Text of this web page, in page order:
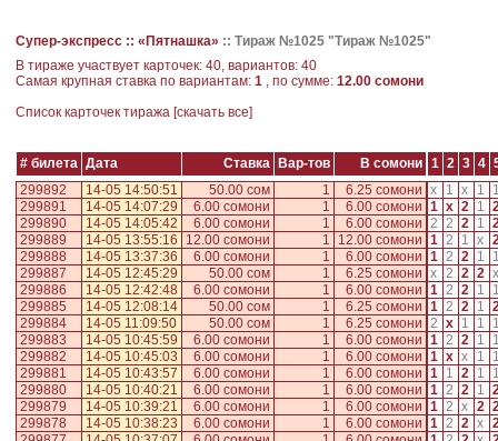
Супер-экспресс :: «Пятнашка» :: Тираж №1025 "Тираж №1025"
В тираже участвует карточек: 40, вариантов: 40
Самая крупная ставка по вариантам: 1 , по сумме: 12.00 сомони
Cписок карточек тиража [скачать все]
# билета Дата Ставка Вар-тов В сомони 1 2 3 4
299892
14-05 14:50:51 50.00 сом 1 6.25 сомони x 1 x 1
299891
14-05 14:07:29 6.00 сомони 1 6.00 сомони 1 x 2 1
299890
14-05 14:05:42 6.00 сомони 1 6.00 сомони 2 2 2 1
299889
14-05 13:55:16 12.00 сомони 1 12.00 сомони 1 2 1 x
299888
14-05 13:37:36 6.00 сомони 1 6.00 сомони 1 2 2 1
299887
14-05 12:45:29 50.00 сом 1 6.25 сомони x 2 2 2 x
299886
14-05 12:42:48 6.00 сомони 1 6.00 сомони 1 2 2 1
299885
14-05 12:08:14 50.00 сом 1 6.25 сомони 1 2 2 1
299884
14-05 11:09:50 50.00 сом 1 6.25 сомони 2 x 1 1
299883
14-05 10:45:59 6.00 сомони 1 6.00 сомони 1 2 2 1
299882
14-05 10:45:03 6.00 сомони 1 6.00 сомони 1 x x 1
299881
14-05 10:43:57 6.00 сомони 1 6.00 сомони 1 1 2 1
299880
14-05 10:40:21 6.00 сомони 1 6.00 сомони 1 2 2 1
299879
14-05 10:39:21 6.00 сомони 1 6.00 сомони 1 2 x 2
299878
14-05 10:38:23 6.00 сомони 1 6.00 сомони 1 2 2 x